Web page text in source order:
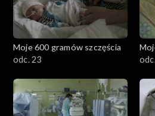
Moje 600 gramów szczęścia
odc. 23